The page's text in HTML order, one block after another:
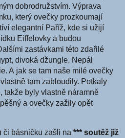
dobrodružstvím. Výprava
který ovečky prozkoumají
elegantní Paříž, kde si užijí
Eiffelovky a budou
zastávkami této zdařilé
divoká džungle, Nepál
A jak se tam naše milé ovečky
tam zabloudily. Potkaly
takže byly vlastně náramně
a ovečky zažily opět
či básničku zašli na*** soutěž již